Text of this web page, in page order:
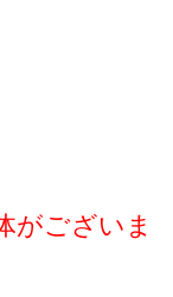
がございま